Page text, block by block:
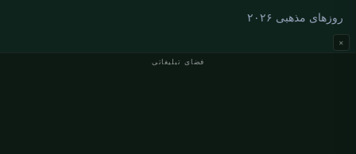
فضای تبلیغاتی
×
روزهای مذهبی ۲۰۲۶